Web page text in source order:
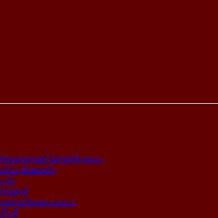
នុង​ស្ថាន​ភារធារី និង​កាត់​បំបែក​សព»
ដាច់ក និង​ដាច់​លិង្គ
ស្ទ័រ
ស្ត្រាលី
ងការ​សិទ្ធិ​មនុស្ស អ.ស.ប
ចខ្លី